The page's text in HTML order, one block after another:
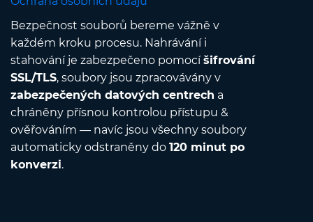
Bezpečnost souborů bereme vážně v
každém kroku procesu. Nahrávání i
stahování je zabezpečeno pomocíšifrování
SSL/TLS, soubory jsou zpracovávány v
zabezpečených datových centrech a
chráněny přísnou kontrolou přístupu &
ověřováním — navíc jsou všechny soubory
automaticky odstraněny do 120 minut po
konverzi.